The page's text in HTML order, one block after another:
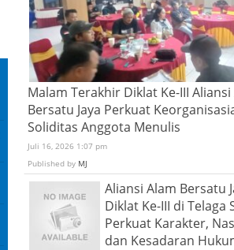
Malam Terakhir Diklat Ke-III Aliansi
Bersatu Jaya Perkuat
Soliditas Anggota Menulis
Juli 16, 2026 1:07 pm
Published by MJ
Aliansi Alam Bersatu
Diklat Ke-III di Telaga
Perkuat Karakter,
dan Kesadaran